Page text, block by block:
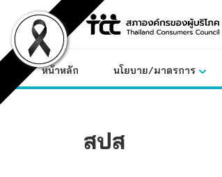
content
หน้าหลัก นโยบาย/มาตรการ
สปส